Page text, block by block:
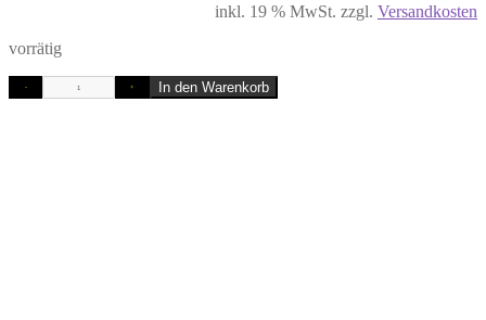
inkl. 19 % MwSt. zzgl. Versandkosten
vorrätig
- + In den Warenkorb